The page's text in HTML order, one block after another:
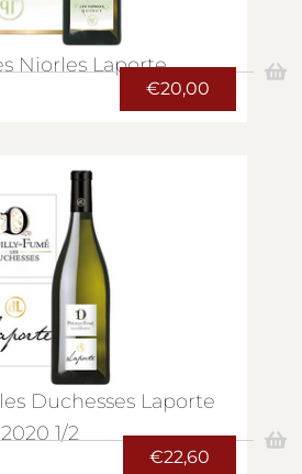
Niorles Laporte
€20,00
Duchesses Laporte
2020 1/2
€22,60